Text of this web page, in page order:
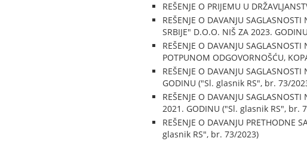
REŠENJE O PRIJEMU U
REŠENJE O DAVANJU
SRBIJE" D.O.O. NIŠ ZA 2023.
REŠENJE O DAVANJU
POTPUNOM ODGOVORNOŠĆU,
REŠENJE O DAVANJU
GODINU ("Sl. glasnik RS", br. 73/
REŠENJE O DAVANJU
2021. GODINU ("Sl. glasnik RS", br.
REŠENJE O DAVANJU PRETHODNE
glasnik RS", br. 73/2023)